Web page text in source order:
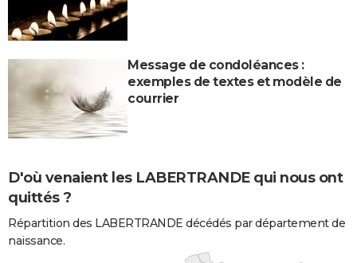
Message de condoléances :
exemples de textes et modèle de
courrier
D'où venaient les LABERTRANDE qui nous ont
quittés ?
Répartition des LABERTRANDE décédés par département de
naissance.